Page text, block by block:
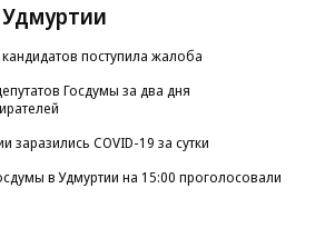
поступила жалоба
Госдумы за два дня
заразились COVID-19 за сутки
в Удмуртии на 15:00 проголосовали